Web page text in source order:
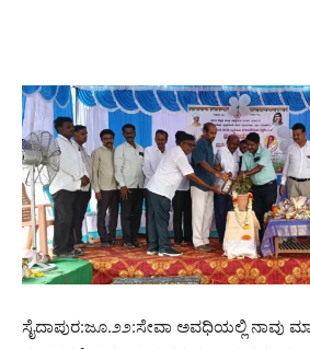
ಸೈದಾಪುರ:ಜೂ.೨೨:ಸೇವಾ ಅವಧಿಯಲ್ಲಿ ನಾವು